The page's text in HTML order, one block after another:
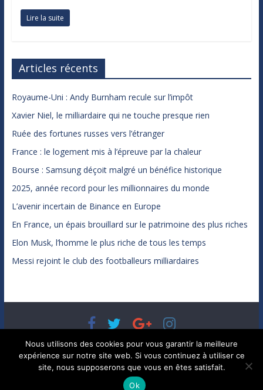
Lire la suite
Articles récents
Royaume-Uni : Andy Burnham recule sur l’impôt
Xavier Niel, le milliardaire qui ne touche presque rien
Ruée des fortunes russes vers l’étranger
France : le logement mis à l’épreuve par la chaleur
Bourse : Samsung déçoit malgré un bénéfice historique
2025, année record pour les millionnaires du monde
L’avenir incertain de Binance en Europe
En France, un épais brouillard sur le patrimoine des plus riches
Elon Musk, l’homme le plus riche de tous les temps
Messi rejoint le club des footballeurs milliardaires
Copyright © 2026 Bénéfices, l'actualité de votre argent, de
votre patrimoine et de vos placements . Tous droits réservés.
Theme ColorMag parThemeGrill.. Propulsé par WordPress.
Nous utilisons des cookies pour vous garantir la meilleure
expérience sur notre site web. Si vous continuez à utiliser ce
site, nous supposerons que vous en êtes satisfait.
Ok